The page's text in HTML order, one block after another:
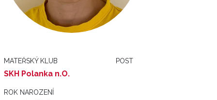
MATEŘSKÝ KLUB
SKH Polanka n.O.
POST
ROK NAROZENÍ